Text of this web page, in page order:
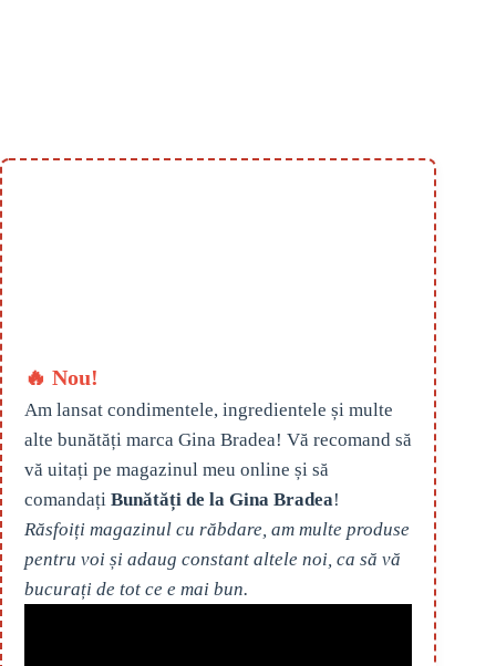
🔥 Nou!
Am lansat condimentele, ingredientele și multe
alte bunătăți marca Gina Bradea! Vă recomand să
vă uitați pe magazinul meu online și să
comandați Bunătăți de la Gina Bradea!
Răsfoiți magazinul cu răbdare, am multe produse
pentru voi și adaug constant altele noi, ca să vă
bucurați de tot ce e mai bun.